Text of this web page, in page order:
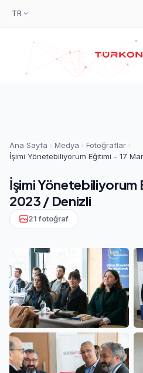
TR
Ana Sayfa Medya
Fotoğraflar
İşimi Yönetebiliyorum Eğitimi - 17
İşimi Yönetebiliyorum
2023 / Denizli
21 fotoğraf